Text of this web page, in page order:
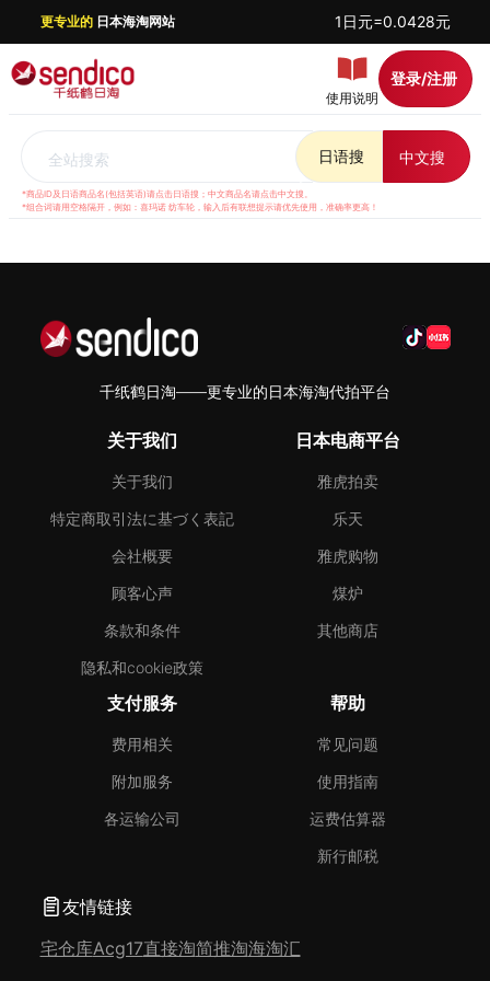
更专业的日本海淘网站 1日元=0.0428元
使用说明
登录/注册
全站搜索 日语搜 中文搜
*商品ID及日语商品名(包括英语)请点击日语搜；中文商品名请点击中文搜。
*组合词请用空格隔开，例如：喜玛诺 纺车轮，输入后有联想提示请优先使用，准确率更高！
千纸鹤日淘——更专业的日本海淘代拍平台
关于我们
关于我们
特定商取引法に基づく表記
会社概要
顾客心声
条款和条件
隐私和cookie政策
日本电商平台
雅虎拍卖
乐天
雅虎购物
煤炉
其他商店
支付服务
费用相关
附加服务
各运输公司
帮助
常见问题
使用指南
运费估算器
新行邮税
友情链接
宅仓库Acg17直接淘简推淘海淘汇